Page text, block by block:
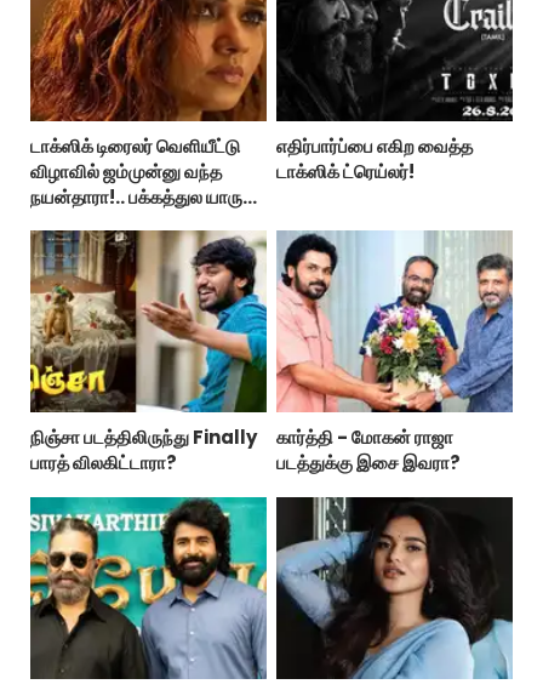
டாக்ஸிக் டிரைலர் வெளியீட்டு
விழாவில் ஜம்முன்னு வந்த
நயன்தாரா!.. பக்கத்துல யாரு
எதிர்பார்ப்பை எகிற வைத்த
டாக்ஸிக் ட்ரெய்லர்!
நிஞ்சா படத்திலிருந்து Finally
பாரத் விலகிட்டாரா?
கார்த்தி - மோகன் ராஜா
படத்துக்கு இசை இவரா?